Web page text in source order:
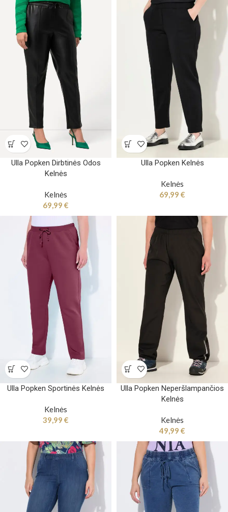
Ulla Popken Dirbtinės Odos
Kelnės
Kelnės
69,99 €
Ulla Popken Kelnės
Kelnės
69,99 €
Ulla Popken Sportinės Kelnės
Kelnės
39,99 €
Ulla Popken Neperšlampančios
Kelnės
Kelnės
49,99 €